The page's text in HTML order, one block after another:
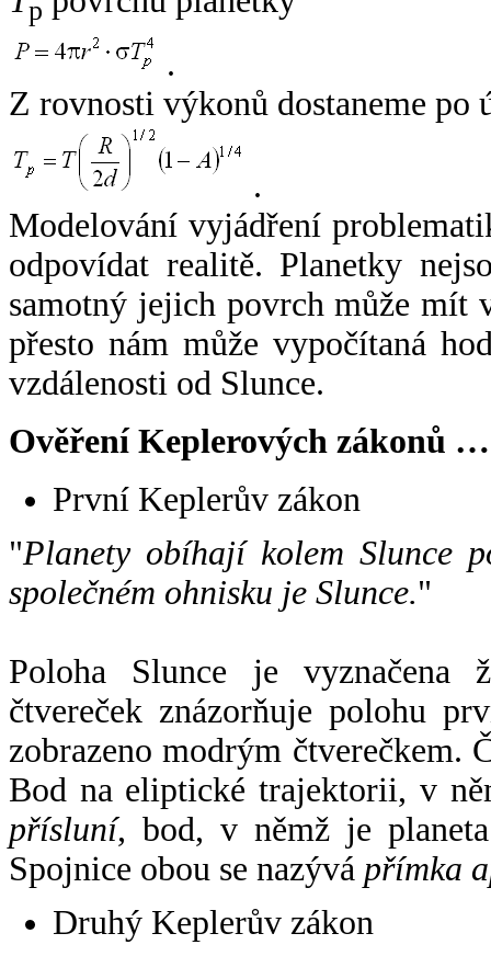
p
.
Z rovnosti výkonů dostaneme po
.
Modelování vyjádření
odpovídat realitě. Planetky
samotný jejich povrch může mít
přesto nám může vypočítaná
vzdálenosti od Slunce.
Ověření Keplerových zákonů …
První Keplerův zákon
"Planety obíhají kolem Slunce
společném ohnisku je Slunce."
Poloha Slunce je vyznačena
čtvereček znázorňuje polohu
zobrazeno modrým čtverečkem.
Bod na eliptické trajektorii, v
přísluní, bod, v němž je
Spojnice obou se nazývá přímka
Druhý Keplerův zákon